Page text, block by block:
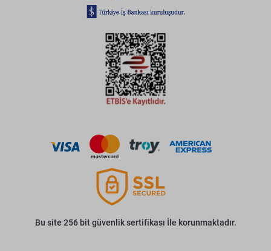
Bu site 256 bit güvenlik sertifikası İle korunmaktadır.